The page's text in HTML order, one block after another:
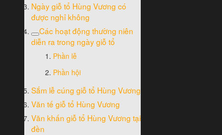
Ngày giỗ tổ Hùng Vương có
được nghỉ không
Các hoạt động thường niên
diễn ra trong ngày giỗ tổ
Phần lễ
Phần hội
Sắm lễ cúng giỗ tổ Hùng Vương
Văn tế giỗ tổ Hùng Vương
Văn khấn giỗ tổ Hùng Vương tại
đền